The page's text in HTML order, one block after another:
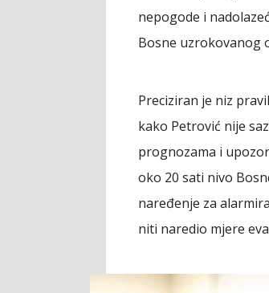
nepogode i
Bosne uzrokovanog
Preciziran je niz
kako Petrović nije
prognozama i
oko 20 sati nivo
naređenje za
niti naredio mjere